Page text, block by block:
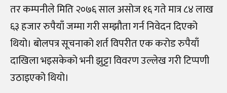
तर कम्पनीले मिति २०७६ साल असोज १६ गते मात्र ८४ लाख
६३ हजार रुपैयाँ जम्मा गरी सम्झौता गर्न निवेदन दिएको
थियो। बोलपत्र सूचनाको शर्त विपरीत एक करोड रुपैयाँ
दाखिला भइसकेको भनी झुट्टा विवरण उल्लेख गरी टिप्पणी
उठाइएको थियो।